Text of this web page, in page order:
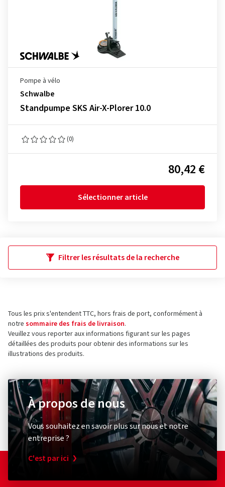
Pompe à vélo
Schwalbe
Standpumpe SKS Air-X-Plorer 10.0
(0)
80,42 €
Sélectionner article
Filtrer les résultats de la recherche
Tous les prix s'entendent TTC, hors frais de port, conformément à
notre sommaire des frais de livraison.
Veuillez vous reporter aux informations figurant sur les pages
détaillées des produits pour obtenir des informations sur les
illustrations des produits.
À propos de nous
Vous souhaitez en savoir plus sur nous et notre
entreprise ?
C'est par ici